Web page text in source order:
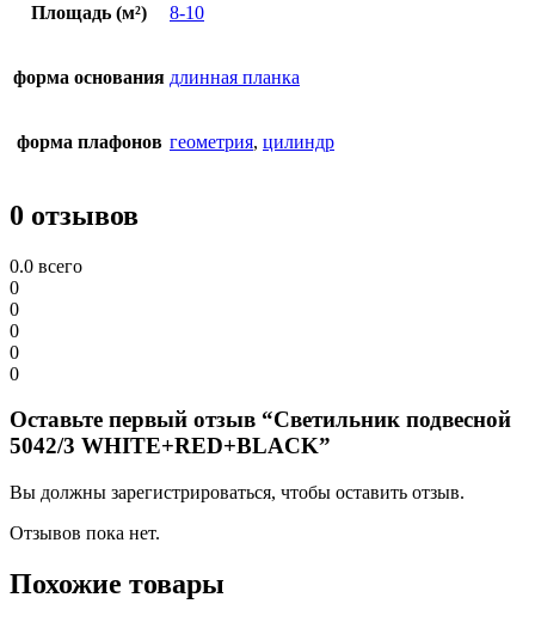
Площадь (м²) 8-10
форма основания длинная планка
форма плафонов геометрия, цилиндр
0 отзывов
0.0 всего
0
0
0
0
0
Оставьте первый отзыв “Светильник подвесной
5042/3 WHITE+RED+BLACK”
Вы должны зарегистрироваться, чтобы оставить отзыв.
Отзывов пока нет.
Похожие товары